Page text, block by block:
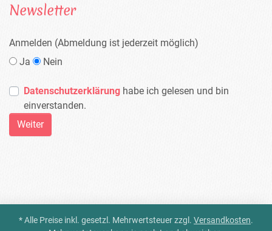
Newsletter
Anmelden (Abmeldung ist jederzeit möglich)
Ja
Nein
Datenschutzerklärung habe ich gelesen und bin
einverstanden.
* Alle Preise inkl. gesetzl. Mehrwertsteuer zzgl. Versandkosten.